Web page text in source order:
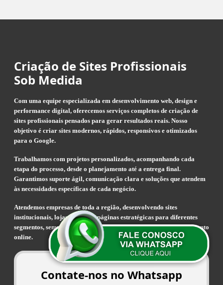
Criação de Sites Profissionais
Sob Medida
Com uma equipe especializada em desenvolvimento web, design e
performance digital, oferecemos serviços completos de criação de
sites profissionais pensados para gerar resultados reais. Nosso
objetivo é criar sites modernos, rápidos, responsivos e otimizados
para o Google.
Trabalhamos com projetos personalizados, acompanhando cada
etapa do processo, desde o planejamento até a entrega final.
Garantimos suporte ágil, comunicação clara e soluções que atendem
às necessidades específicas de cada negócio.
Atendemos empresas de toda a região, desenvolvendo sites
institucionais, lojas virtuais e páginas estratégicas para diferentes
segmentos, sempre com foco em visibilidade, conversão e crescimento
online.
Contate-nos no Whatsapp